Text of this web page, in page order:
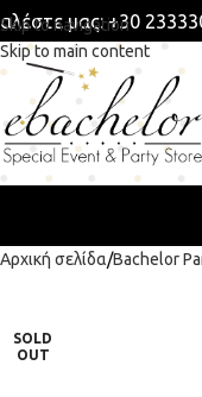
Skip to navigation
Skip to main content
μας: +30
Αρχική σελίδα Bachelor
SOLD
OUT